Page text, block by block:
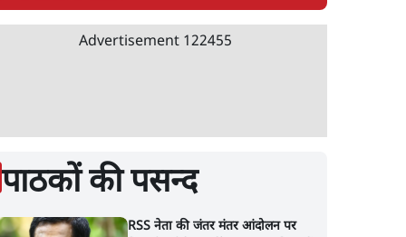
Advertisement 122455
पाठकों की पसन्द
RSS नेता की जंतर मंतर आंदोलन पर